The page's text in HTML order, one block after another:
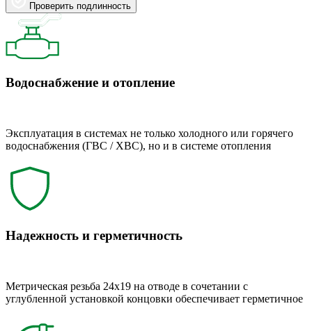
Проверить подлинность
Водоснабжение и отопление
Эксплуатация в системах не только холодного или горячего
водоснабжения (ГВС / ХВС), но и в системе отопления
Надежность и герметичность
Метрическая резьба 24x19 на отводе в сочетании с
углубленной установкой концовки обеспечивает герметичное